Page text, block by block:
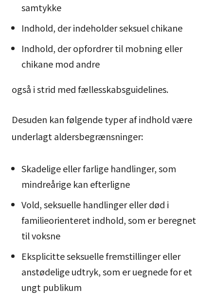
samtykke
Indhold, der indeholder seksuel chikane
Indhold, der opfordrer til mobning eller
chikane mod andre
også i strid med fællesskabsguidelines.
Desuden kan følgende typer af indhold være
underlagt aldersbegrænsninger:
Skadelige eller farlige handlinger, som
mindreårige kan efterligne
Vold, seksuelle handlinger eller død i
familieorienteret indhold, som er beregnet
til voksne
Eksplicitte seksuelle fremstillinger eller
anstødelige udtryk, som er uegnede for et
ungt publikum